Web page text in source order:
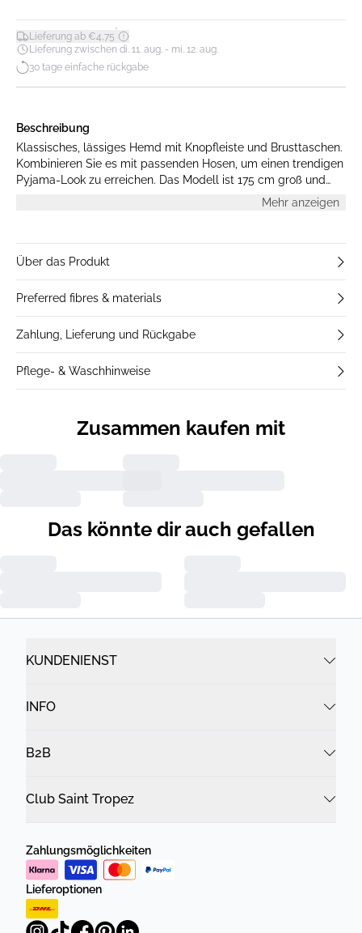
Lieferung ab €4,75*
Lieferung zwischen di. 11. aug. - mi. 12. aug.
30 tage einfache rückgabe
Beschreibung
Klassisches, lässiges Hemd mit Knopfleiste und Brusttaschen.
Kombinieren Sie es mit passenden Hosen, um einen trendigen
Pyjama-Look zu erreichen. Das Modell ist 175 cm groß und
Mehr anzeigen
Über das Produkt
Preferred fibres & materials
Zahlung, Lieferung und Rückgabe
Pflege- & Waschhinweise
Zusammen kaufen mit
Das könnte dir auch gefallen
KUNDENIENST
INFO
B2B
Club Saint Tropez
Zahlungsmöglichkeiten
Lieferoptionen